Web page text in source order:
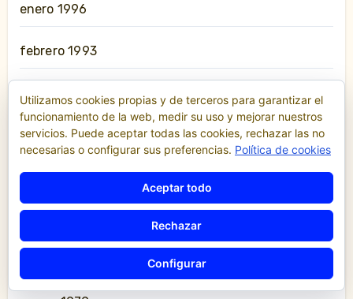
enero 1996
febrero 1993
noviembre 1991
julio 1987
enero 1986
agosto 1985
Utilizamos cookies propias y de terceros para garantizar el
funcionamiento de la web, medir su uso y mejorar nuestros
servicios. Puede aceptar todas las cookies, rechazar las no
necesarias o configurar sus preferencias. Política de cookies
Aceptar todo
Rechazar
Configurar